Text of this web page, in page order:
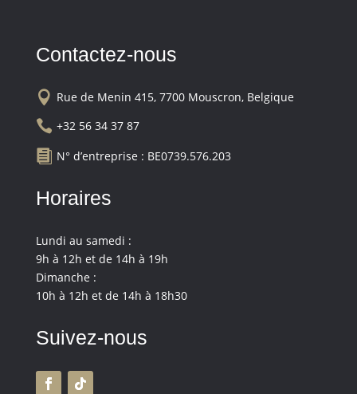
Contactez-nous
 Rue de Menin 415, 7700 Mouscron, Belgique
 +32 56 34 37 87
 N° d’entreprise : BE0739.576.203
Horaires
Lundi au samedi :
9h à 12h et de 14h à 19h
Dimanche :
10h à 12h et de 14h à 18h30
Suivez-nous